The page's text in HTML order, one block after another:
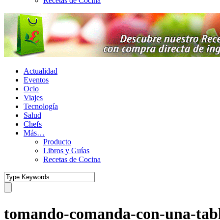
Actualidad
Eventos
Ocio
Viajes
Tecnología
Salud
Chefs
Más…
Producto
Libros y Guías
Recetas de Cocina
tomando-comanda-con-una-